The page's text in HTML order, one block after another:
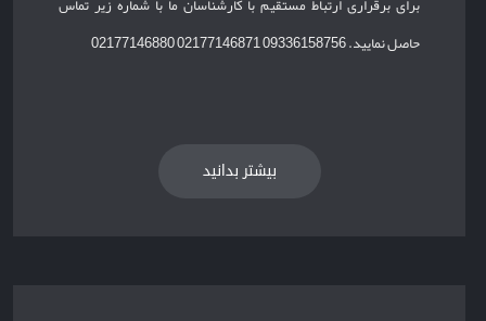
حاصل نمایید. 09336158756 02177146871 02177146880
بیشتر بدانید